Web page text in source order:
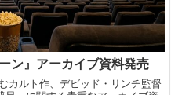
ン』アーカイブ資料発売
カルト作、デビッド・リンチ監督